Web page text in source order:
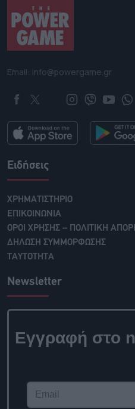
Email: info@powergame.gr
Ειδήσεις
ΧΡΗΜΑΤΙΣΤΗΡΙΟ
ΕΠΙΚΟΙΝΩΝΙΑ
ΟΡΟΙ ΧΡΗΣΗΣ – ΠΟΛΙΤΙΚΗ
ΔΗΛΩΣΗ ΣΥΜΜΟΡΦΩΣΗΣ
ΤΑΥΤΟΤΗΤΑ
Newsletter
Εγγραφή στο